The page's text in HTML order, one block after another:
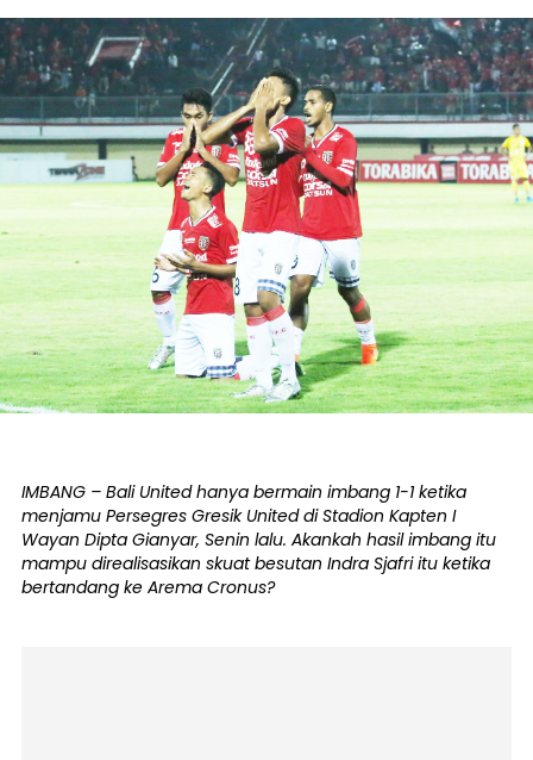
IMBANG – Bali United hanya bermain imbang 1-1 ketika
menjamu Persegres Gresik United di Stadion Kapten I
Wayan Dipta Gianyar, Senin lalu. Akankah hasil imbang itu
mampu direalisasikan skuat besutan Indra Sjafri itu ketika
bertandang ke Arema Cronus?